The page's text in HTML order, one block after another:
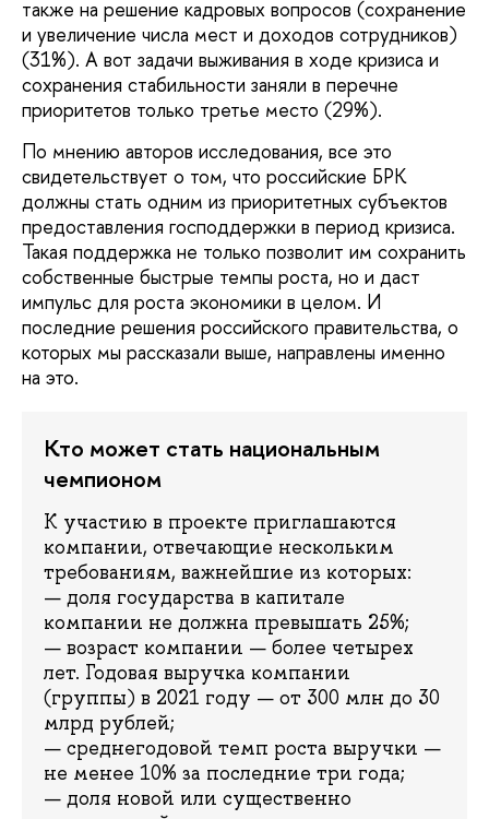
также на решение кадровых вопросов (сохранение
и увеличение числа мест и доходов сотрудников)
(31%). А вот задачи выживания в ходе кризиса и
сохранения стабильности заняли в перечне
приоритетов только третье место (29%).
По мнению авторов исследования, все это
свидетельствует о том, что российские БРК
должны стать одним из приоритетных субъектов
предоставления господдержки в период кризиса.
Такая поддержка не только позволит им сохранить
собственные быстрые темпы роста, но и даст
импульс для роста экономики в целом. И
последние решения российского правительства, о
которых мы рассказали выше, направлены именно
на это.
Кто может стать национальным
чемпионом
К участию в проекте приглашаются
компании, отвечающие нескольким
требованиям, важнейшие из которых:
— доля государства в капитале
компании не должна превышать 25%;
— возраст компании — более четырех
лет. Годовая выручка компании
(группы) в 2021 году — от 300 млн до 30
млрд рублей;
— среднегодовой темп роста выручки —
не менее 10% за последние три года;
— доля новой или существенно